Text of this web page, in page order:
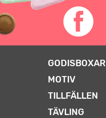
GODISBOXAR
MOTIV
TILLFÄLLEN
TÄVLING